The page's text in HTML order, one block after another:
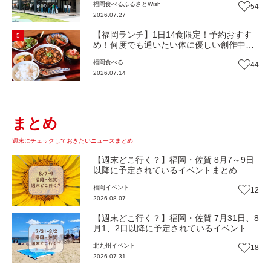
『bound garden』（福岡・新宮町）【まち
歩き】
福岡食べる ふるさとWish
2026.07.27
54
5
【福岡ランチ】1日14食限定！予約おすす
め！何度でも通いたい体に優しい創作中華
【まち歩き】
福岡食べる
2026.07.14
44
まとめ
週末にチェックしておきたいニュースまとめ
【週末どこ行く？】福岡・佐賀 8月7～9日
以降に予定されているイベントまとめ
福岡 イベント
2026.08.07
12
【週末どこ行く？】福岡・佐賀 7月31日、8
月1、2日以降に予定されているイベントま
北九州 イベント
2026.07.31
18